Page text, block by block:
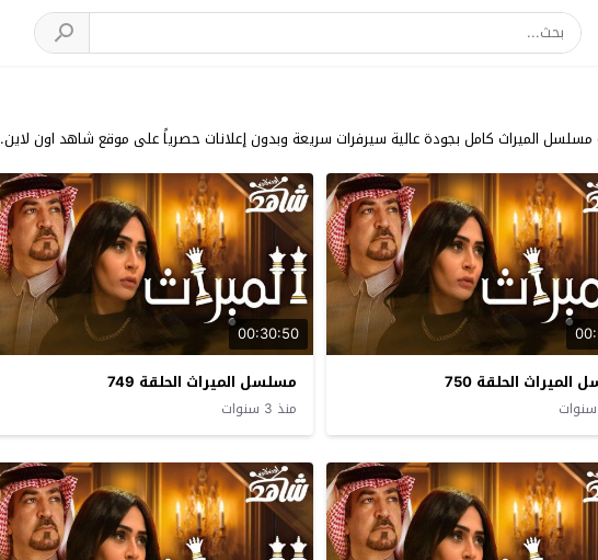
الميراث كامل بجودة عالية سيرفرات سريعة وبدون إعلانات حصرياً على موقع شاهد اون لاين.
الحلقة 750
00:30:50
مسلسل الميراث الحلقة 749
منذ 3 سنوات